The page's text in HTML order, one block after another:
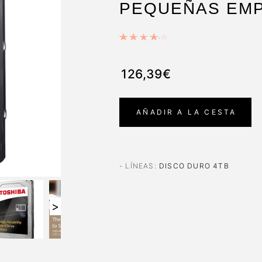
>
PEQUEÑAS
126,39€
AÑADIR A LA CESTA
- LÍNEAS : DISCO DURO 4TB